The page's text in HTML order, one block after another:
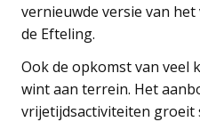
vernieuwde versie van
de Efteling.
Ook de opkomst van veel
wint aan terrein. Het
vrijetijdsactiviteiten groeit